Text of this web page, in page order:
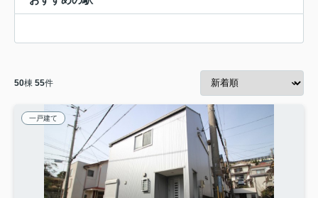
50棟 55件
一戸建て